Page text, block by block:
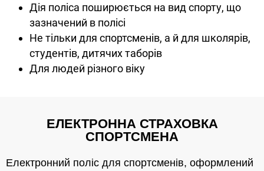
Дія поліса поширюється на вид спорту, що
зазначений в полісі
Не тільки для спортсменів, а й для школярів,
студентів, дитячих таборів
Для людей різного віку
ЕЛЕКТРОННА СТРАХОВКА
СПОРТСМЕНА
Електронний поліс для спортсменів, оформлений